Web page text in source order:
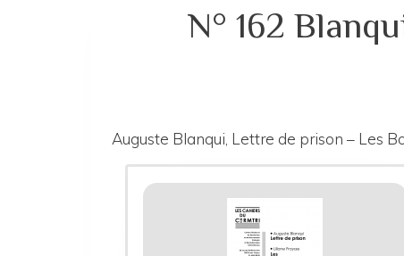
N° 162
Auguste Blanqui, Lettre de prison – Les